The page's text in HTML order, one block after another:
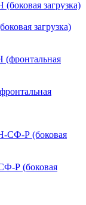
загрузка)
Р (боковая